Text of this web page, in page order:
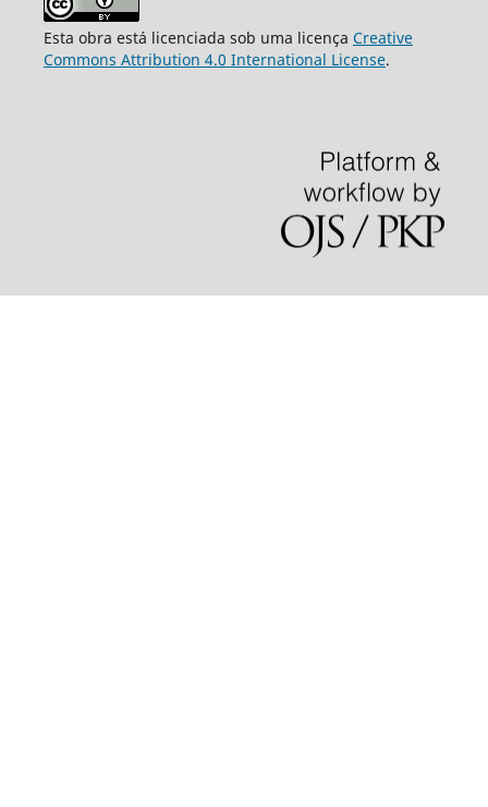
Esta obra está licenciada sob uma licença Creative
Commons Attribution 4.0 International License.